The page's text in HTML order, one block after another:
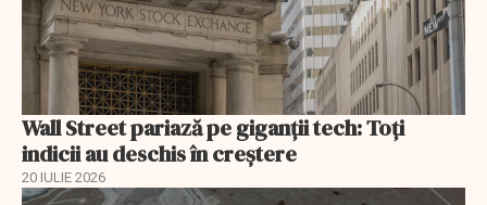
Wall Street pariază pe giganții tech: Toți
indicii au deschis în creștere
20 IULIE 2026